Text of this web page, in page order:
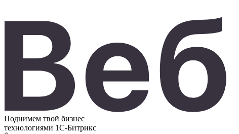
Поднимем твой бизнес
технологиями 1С-Битрикс